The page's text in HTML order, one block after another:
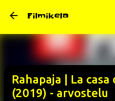
Filmikela
Rahapaja | La
(2019) - arvostelu